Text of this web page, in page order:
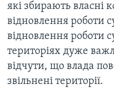
які збирають власні
відновлення роботи
відновлення роботи
територіях дуже
відчути, що влада
звільнені території.